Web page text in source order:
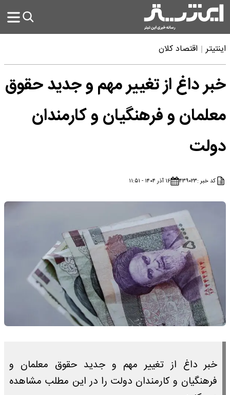
اینتیتر اقتصاد کلان
خبر داغ از تغییر مهم و جدید حقوق
معلمان و فرهنگیان و کارمندان
دولت
کد خبر :۴۳۹۰۲۳ ۱۶ آذر ۱۴۰۴ - ۱۱:۵۱
خبر داغ از تغییر مهم و جدید حقوق معلمان و
فرهنگیان و کارمندان دولت را در این مطلب مشاهده